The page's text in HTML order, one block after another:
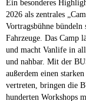
Ein besonderes
2026 als zentrales
Vortragsbühne
Fahrzeuge. Das Camp
und macht Vanlife in
und nahbar. Mit der
außerdem einen
vertreten, bringen die
hunderten Workshops